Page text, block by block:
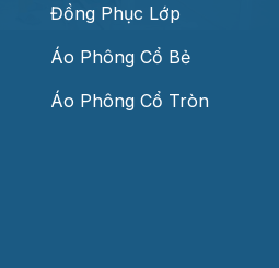
Đồng Phục Lớp
Áo Phông Cổ Bẻ
Áo Phông Cổ Tròn